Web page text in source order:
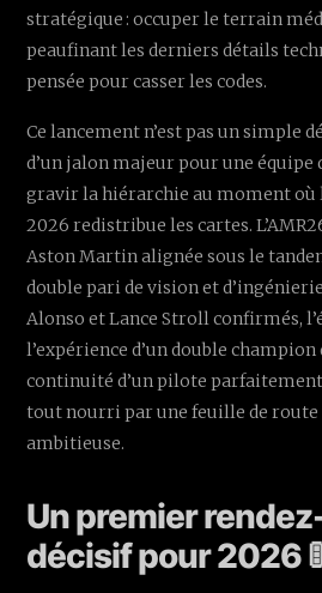
stratégique : occuper le terrain
peaufinant les derniers détails
pensée pour casser les codes.
Ce lancement n’est pas un simple
d’un jalon majeur pour une équipe
gravir la hiérarchie au moment
2026 redistribue les cartes.
Aston Martin alignée sous le
double pari de vision et
Alonso et Lance Stroll confirmés,
l’expérience d’un double
continuité d’un pilote
tout nourri par une feuille de
ambitieuse.
Un premier
décisif pour 2026